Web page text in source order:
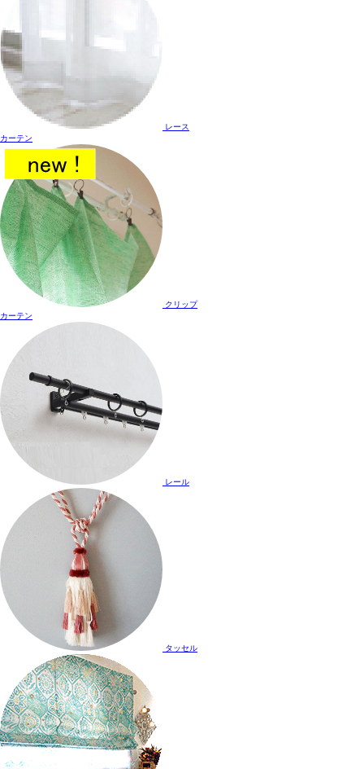
レース
カーテン
クリップ
カーテン
レール
タッセル